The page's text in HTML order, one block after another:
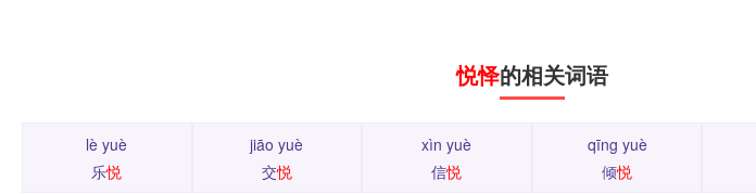
悦怿的相关词语
lè yuè
乐悦
jiāo yuè
交悦
xìn yuè
信悦
qīng yuè
倾悦